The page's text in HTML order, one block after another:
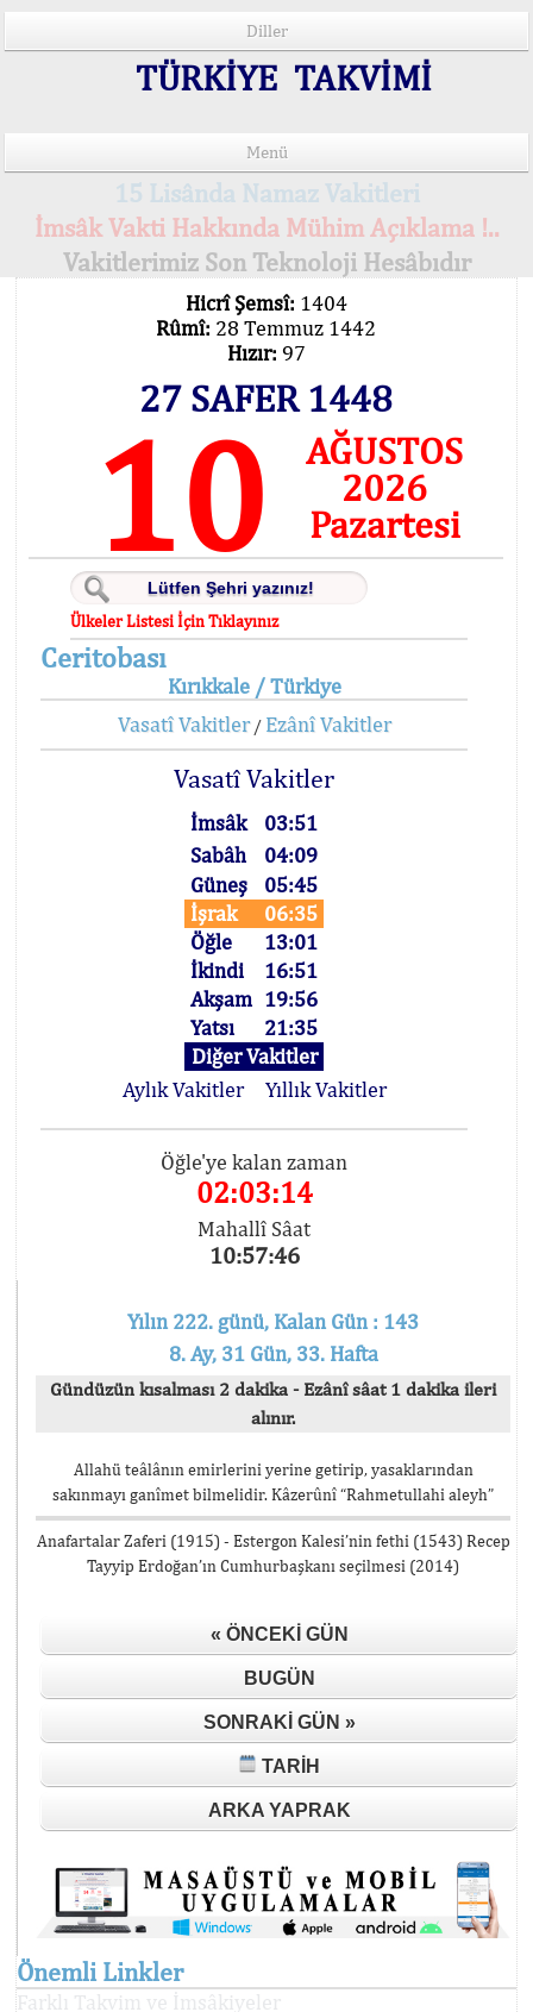
Diller
TÜRKİYE TAKVİMİ
Menü
15 Lisânda Namaz Vakitleri
İmsâk Vakti Hakkında Mühim Açıklama !..
Vakitlerimiz Son Teknoloji Hesâbıdır
Hicrî Şemsî: 1404
Rûmî: 28 Temmuz 1442
Hızır: 97
27 SAFER 1448
10
AĞUSTOS
2026
Pazartesi
Ülkeler Listesi İçin Tıklayınız
Ceritobası
Kırıkkale / Türkiye
Vasatî Vakitler/ Ezânî Vakitler
Vasatî Vakitler
İmsâk
03:51
Sabâh
04:09
Güneş
05:45
İşrak
06:35
Öğle
13:01
İkindi
16:51
Akşam 19:56
Yatsı
21:35
Diğer Vakitler
Aylık Vakitler
Yıllık Vakitler
Öğle'ye kalan zaman
02:03:13
Mahallî Sâat
10:57:47
Yılın 222. günü, Kalan Gün : 143
8. Ay, 31 Gün, 33. Hafta
Gündüzün kısalması 2 dakika - Ezânî sâat 1 dakika ileri
alınır.
Allahü teâlânın emirlerini yerine getirip, yasaklarından
sakınmayı ganîmet bilmelidir. Kâzerûnî “Rahmetullahi aleyh”
Anafartalar Zaferi (1915) - Estergon Kalesi’nin fethi (1543) Recep
Tayyip Erdoğan’ın Cumhurbaşkanı seçilmesi (2014)
« ÖNCEKI GÜN
BUGÜN
SONRAKI GÜN »
TARIH
ARKA YAPRAK
Önemli Linkler